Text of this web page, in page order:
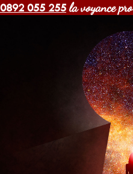
0892 055 255 la voyance pro
Blog